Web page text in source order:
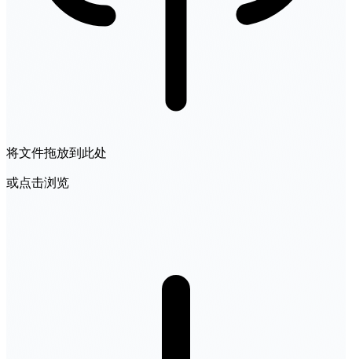
将文件拖放到此处
或点击浏览